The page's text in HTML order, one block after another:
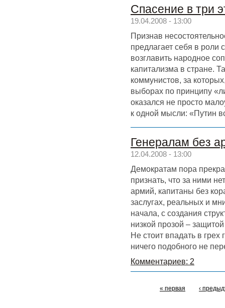
Спасение в три
19.04.2008 - 13:00
Признав
предлагает себя в роли
возглавить народное
капитализма в стране.
коммунистов, за
выборах по принципу
оказался не просто
к одной мысли: «Путин
Генералам без
12.04.2008 - 13:00
Демократам пора
признать, что за ними
армий, капитаны без
заслугах, реальных и
начала, с создания
низкой прозой –
Не стоит впадать в
ничего подобного не
Комментариев: 2
« первая ‹